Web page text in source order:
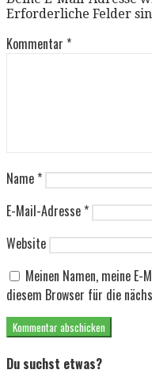
Erforderliche Felder
Kommentar *
Name *
E-Mail-Adresse *
Website
Meinen Namen, meine
diesem Browser für die
Du suchst etwas?